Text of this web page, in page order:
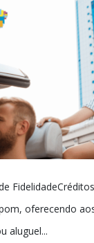
oferecendo
aluguel...